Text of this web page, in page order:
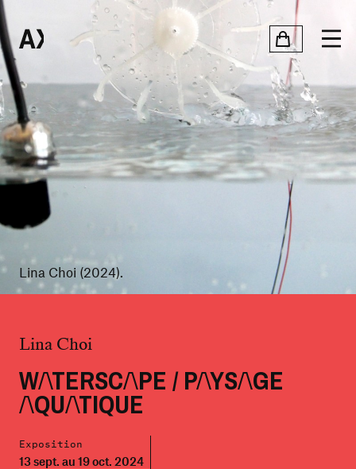
Lina Choi (2024).
WATERSCAPE / PAYSAGE
AQUATIQUE
Lina Choi
Exposition
13 sept. au 19 oct. 2024